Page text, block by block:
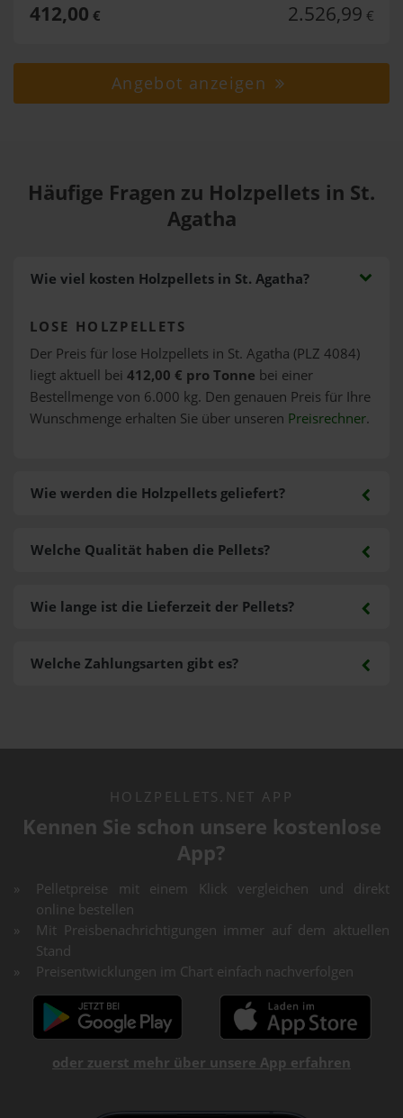
412,00 € 2.526,99 €
Angebot anzeigen
Häufige Fragen zu Holzpellets in St.
Agatha
Wie viel kosten Holzpellets in St. Agatha?
LOSE HOLZPELLETS
Der Preis für lose Holzpellets in St. Agatha (PLZ 4084)
liegt aktuell bei 412,00 € pro Tonne bei einer
Bestellmenge von 6.000 kg. Den genauen Preis für Ihre
Wunschmenge erhalten Sie über unseren Preisrechner.
Wie werden die Holzpellets geliefert?
Welche Zahlungsarten gibt es?
Welche Qualität haben die Pellets?
Wie lange ist die Lieferzeit der Pellets?
HOLZPELLETS.NET APP
Kennen Sie schon unsere kostenlose
App?
Pelletpreise mit einem Klick vergleichen und direkt
online bestellen
Mit Preisbenachrichtigungen immer auf dem aktuellen
Stand
Preisentwicklungen im Chart einfach nachverfolgen
oder zuerst mehr über unsere App erfahren